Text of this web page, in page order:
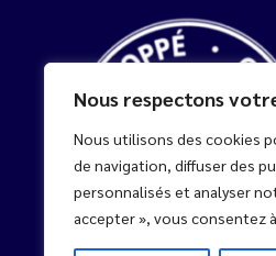
Nous respectons
Nous utilisons des cookies
de navigation, diffuser des
personnalisés et analyser
accepter », vous consentez